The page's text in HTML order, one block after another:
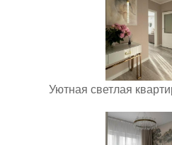
Уютная светлая